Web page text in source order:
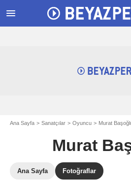
menu
Ana Sayfa Sanatçılar Oyuncu Murat
Murat
Ana Sayfa Fotoğraflar